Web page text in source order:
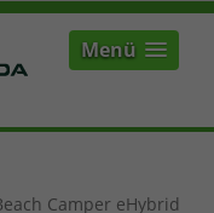
Menü
Camper eHybrid